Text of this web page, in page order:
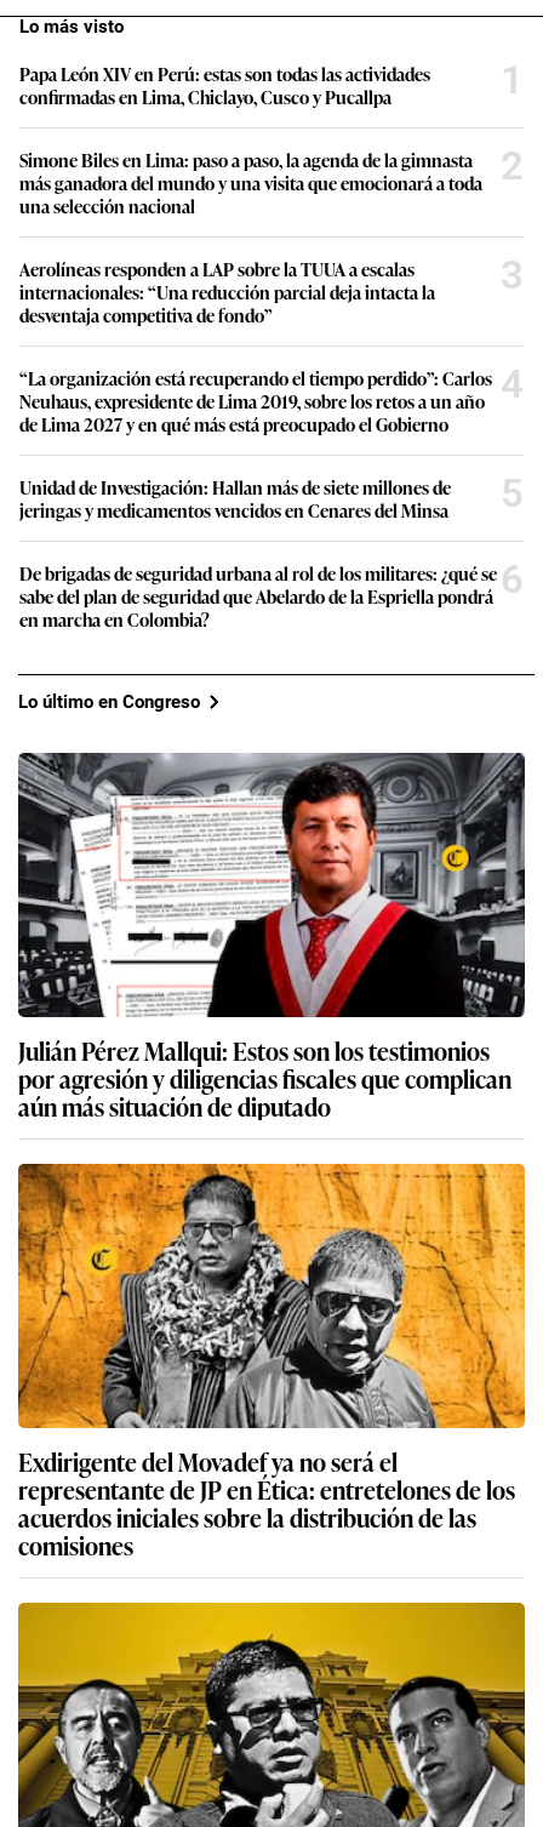
Lo más visto
Papa León XIV en Perú: estas son todas las actividades
confirmadas en Lima, Chiclayo, Cusco y Pucallpa
1
Simone Biles en Lima: paso a paso, la agenda de la gimnasta
más ganadora del mundo y una visita que emocionará a toda
una selección nacional
2
Aerolíneas responden a LAP sobre la TUUA a escalas
internacionales: “Una reducción parcial deja intacta la
desventaja competitiva de fondo”
3
“La organización está recuperando el tiempo perdido”: Carlos
Neuhaus, expresidente de Lima 2019, sobre los retos a un año
de Lima 2027 y en qué más está preocupado el Gobierno
4
Unidad de Investigación: Hallan más de siete millones de
jeringas y medicamentos vencidos en Cenares del Minsa
5
De brigadas de seguridad urbana al rol de los militares: ¿qué se
sabe del plan de seguridad que Abelardo de la Espriella pondrá
en marcha en Colombia?
6
Lo último en Congreso
Julián Pérez Mallqui: Estos son los testimonios
por agresión y diligencias fiscales que complican
aún más situación de diputado
Exdirigente del Movadef ya no será el
representante de JP en Ética: entretelones de los
acuerdos iniciales sobre la distribución de las
comisiones